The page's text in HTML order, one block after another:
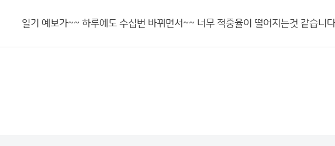
일기 예보가~~ 하루에도 수십번 바뀌면서~~ 너무 적중율이 떨어지는것 같습니